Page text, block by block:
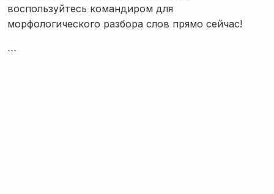
воспользуйтесь командиром для
морфологического разбора слов прямо сейчас!
```